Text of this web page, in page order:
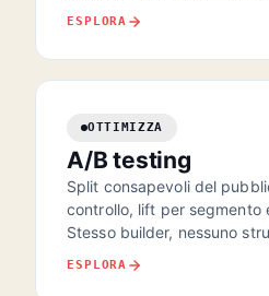
ESPLORA
OTTIMIZZA
A/B testing
Split consapevoli del
controllo, lift per segmento
Stesso builder, nessuno
ESPLORA